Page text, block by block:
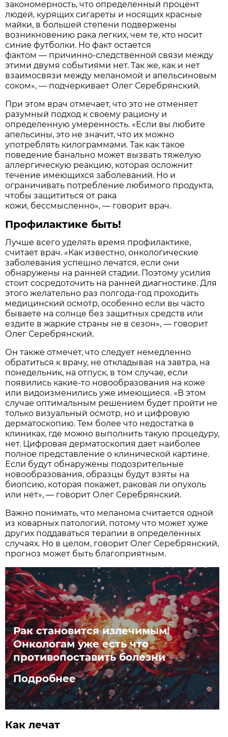
закономерность, что определенный процент
людей, курящих сигареты и носящих красные
майки, в большей степени подвержены
возникновению рака легких, чем те, кто носит
синие футболки. Но факт остается
фактом — причинно-следственной связи между
этими двумя событиями нет. Так же, как и нет
взаимосвязи между меланомой и апельсиновым
соком», — подчеркивает Олег Серебрянский.
При этом врач отмечает, что это не отменяет
разумный подход к своему рациону и
определенную умеренность. «Если вы любите
апельсины, это не значит, что их можно
употреблять килограммами. Так как такое
поведение банально может вызвать тяжелую
аллергическую реакцию, которая осложнит
течение имеющихся заболеваний. Но и
ограничивать потребление любимого продукта,
чтобы защититься от рака
кожи, бессмысленно», — говорит врач.
Профилактике быть!
Лучше всего уделять время профилактике,
считает врач. «Как известно, онкологические
заболевания успешно лечатся, если они
обнаружены на ранней стадии. Поэтому усилия
стоит сосредоточить на ранней диагностике. Для
этого желательно раз полгода-год проходить
медицинский осмотр, особенно если вы часто
бываете на солнце без защитных средств или
ездите в жаркие страны не в сезон», — говорит
Олег Серебрянский.
Он также отмечет, что следует немедленно
обратиться к врачу, не откладывая на завтра, на
понедельник, на отпуск, в том случае, если
появились какие-то новообразования на коже
или видоизменились уже имеющиеся. «В этом
случае оптимальным решением будет пройти не
только визуальный осмотр, но и цифровую
дерматоскопию. Тем более что недостатка в
клиниках, где можно выполнить такую процедуру,
нет. Цифровая дерматоскопия дает наиболее
полное представление о клинической картине.
Если будут обнаружены подозрительные
новообразования, образцы будут взяты на
биопсию, которая покажет, раковая ли опухоль
или нет», — говорит Олег Серебрянский.
Важно понимать, что меланома считается одной
из коварных патологий, потому что может хуже
других поддаваться терапии в определенных
случаях. Но в целом, говорит Олег Серебрянский,
прогноз может быть благоприятным.
Рак становится излечимым!
Онкологам уже есть что
противопоставить болезни
Подробнее
Как лечат